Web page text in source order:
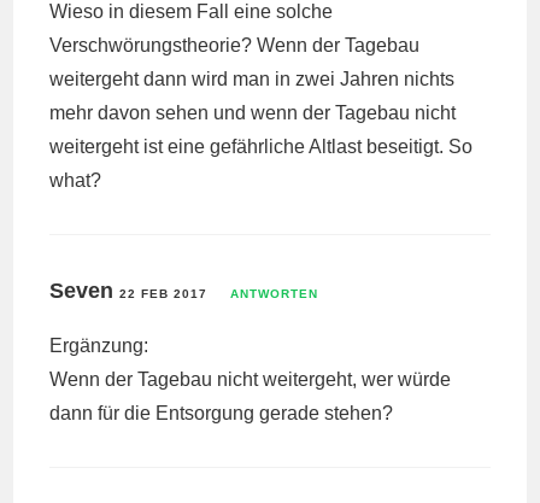
Wieso in diesem Fall eine solche
Verschwörungstheorie? Wenn der Tagebau
weitergeht dann wird man in zwei Jahren nichts
mehr davon sehen und wenn der Tagebau nicht
weitergeht ist eine gefährliche Altlast beseitigt. So
what?
Seven22 FEB 2017 ANTWORTEN
Ergänzung:
Wenn der Tagebau nicht weitergeht, wer würde
dann für die Entsorgung gerade stehen?